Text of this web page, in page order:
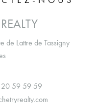
de Lattre de Tassigny
59 59 59